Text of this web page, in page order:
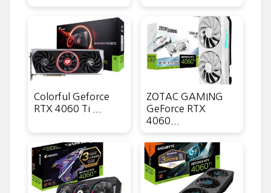
Colorful Geforce
RTX 4060 Ti ...
ZOTAC GAMING
GeForce RTX
4060...